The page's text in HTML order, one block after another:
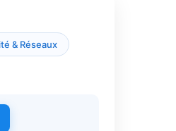
& Réseaux